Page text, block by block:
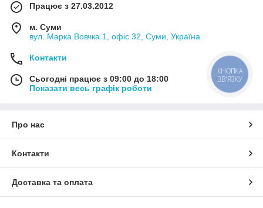
Працює з 27.03.2012
м. Суми
вул. Марка Вовчка 1, офіс 32, Суми, Україна
Контакти
Сьогодні працює з 09:00 до 18:00
Показати весь графік роботи
Про нас
Контакти
Доставка та оплата
КНОПКА
ЗВ'ЯЗКУ